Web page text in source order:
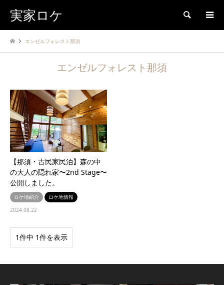
実家ロケ 検索
エンゼルフォレスト那須
エンゼルフォレスト那須
【那須・古民家民泊】森の中
の大人の隠れ家〜2nd Stage〜
公開しました。
ロケ地紹介
ロケ地情報
2024.08.22
1件中 1件を表示